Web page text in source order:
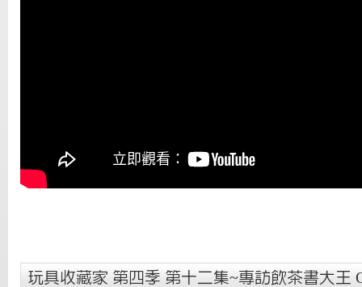
玩具收藏家 第四季 第十二集~專訪飲茶書大王